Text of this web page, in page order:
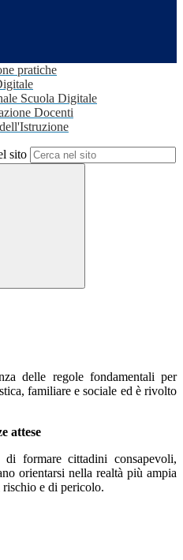
pratiche
Scuola Digitale
Docenti
sito
delle regole fondamentali per
familiare e sociale ed è rivolto
attese
formare cittadini consapevoli,
orientarsi nella realtà più ampia
e di pericolo.